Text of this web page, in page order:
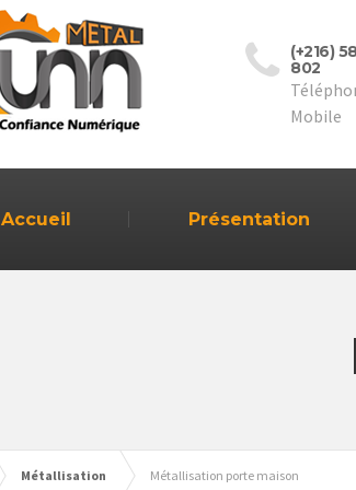
(+216)
802
Mobile
Accueil Présentation
Métallisation Métallisation porte maison